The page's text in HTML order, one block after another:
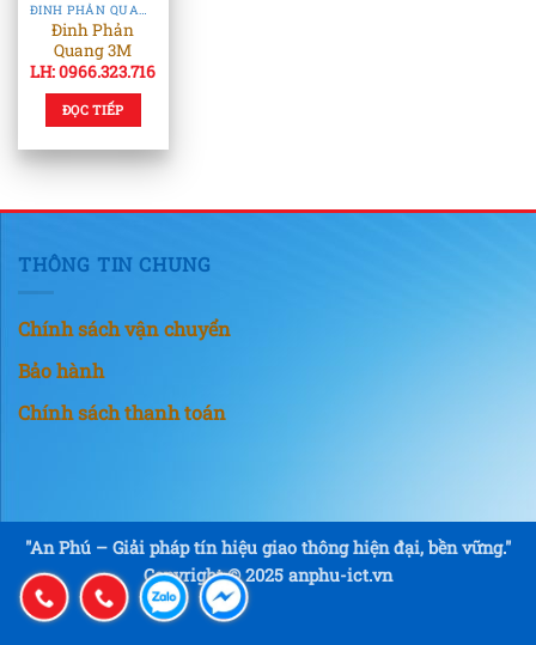
ĐINH PHẢN QUANG & TIÊU PHẢN QUANG
Đinh Phản
Quang 3M
LH: 0966.323.716
ĐỌC TIẾP
THÔNG TIN CHUNG
Chính sách vận chuyển
Bảo hành
Chính sách thanh toán
"An Phú – Giải pháp tín hiệu giao thông hiện đại, bền vững."
Copyright © 2025 anphu-ict.vn